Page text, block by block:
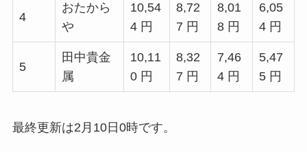
4
おたから
や
10,54
4 円
8,72
7 円
8,01
8 円
6,05
4 円
5
田中貴金
属
10,11
0 円
8,32
7 円
7,46
4 円
5,47
5 円
最終更新は2月10日0時です。